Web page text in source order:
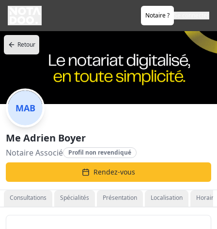
Notaire ?
Retour
MAB
Me Adrien Boyer
Notaire Associé Profil non revendiqué
Rendez-vous
Consultations Spécialités Présentation Localisation